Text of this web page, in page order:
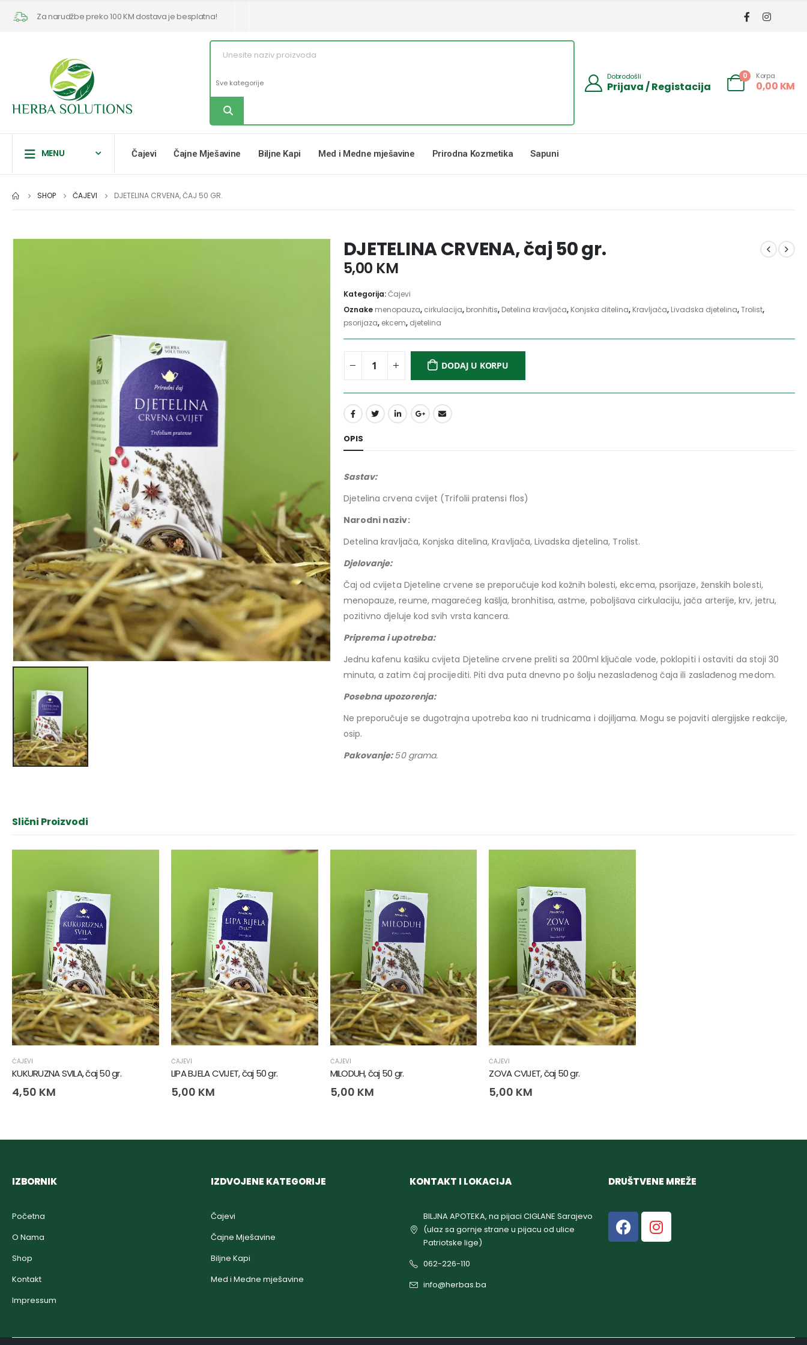
Za narudžbe preko 100 KM dostava je besplatna!
Dobrodošli
Prijava / Registacija
0 Korpa
0,00 KM
MENU Čajevi Čajne Mješavine Biljne Kapi Med i Medne mješavine Prirodna Kozmetika Sapuni
SHOP ČAJEVI DJETELINA CRVENA, ČAJ 50 GR.
DJETELINA CRVENA, čaj 50 gr.
5,00 KM
Kategorija:Čajevi
Oznake menopauza, cirkulacija, bronhitis, Detelina kravljača, Konjska ditelina, Kravljača, Livadska djetelina,Trolist,
psorijaza, ekcem, djetelina
DODAJ U KORPU
OPIS
Sastav:
Djetelina crvena cvijet (Trifolii pratensi flos)
Narodni naziv:
Detelina kravljača, Konjska ditelina, Kravljača, Livadska djetelina, Trolist.
Djelovanje:
Čaj od cvijeta Djeteline crvene se preporučuje kod kožnih bolesti, ekcema, psorijaze, ženskih bolesti,
menopauze, reume, magarećeg kašlja, bronhitisa, astme, poboljšava cirkulaciju, jača arterije, krv, jetru,
pozitivno djeluje kod svih vrsta kancera.
Priprema i upotreba:
Jednu kafenu kašiku cvijeta Djeteline crvene preliti sa 200ml ključale vode, poklopiti i ostaviti da stoji 30
minuta, a zatim čaj procijediti. Piti dva puta dnevno po šolju nezaslađenog čaja ili zaslađenog medom.
Posebna upozorenja:
Ne preporučuje se dugotrajna upotreba kao ni trudnicama i dojiljama. Mogu se pojaviti alergijske reakcije,
osip.
Pakovanje:50 grama.
Slični Proizvodi
ČAJEVI
KUKURUZNA SVILA, čaj 50 gr.
4,50 KM
ČAJEVI
LIPA BJELA CVIJET, čaj 50 gr.
5,00 KM
ČAJEVI
MILODUH, čaj 50 gr.
5,00 KM
ČAJEVI
ZOVA CVIJET, čaj 50 gr.
5,00 KM
IZBORNIK
Početna
O Nama
Shop
Kontakt
Impressum
IZDVOJENE KATEGORIJE
Čajevi
Čajne Mješavine
Biljne Kapi
Med i Medne mješavine
KONTAKT I LOKACIJA
BILJNA APOTEKA, na pijaci CIGLANE Sarajevo
(ulaz sa gornje strane u pijacu od ulice
Patriotske lige)
062-226-110
info@herbas.ba
DRUŠTVENE MREŽE